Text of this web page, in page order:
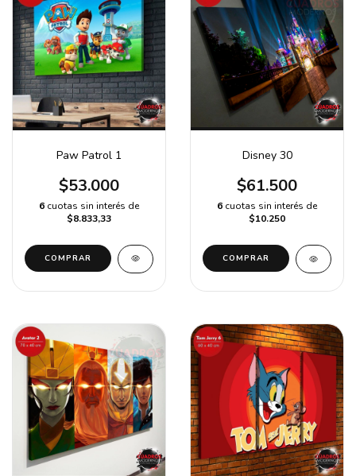
Paw Patrol 1
$53.000
6 cuotas sin interés de
$8.833,33
Disney 30
$61.500
6 cuotas sin interés de
$10.250
COMPRAR